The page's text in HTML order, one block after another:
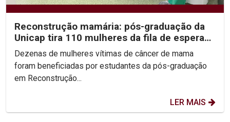
Reconstrução mamária: pós-graduação da
Unicap tira 110 mulheres da fila de espera
do SUS
Dezenas de mulheres vítimas de câncer de mama
foram beneficiadas por estudantes da pós-graduação
em Reconstrução...
LER MAIS